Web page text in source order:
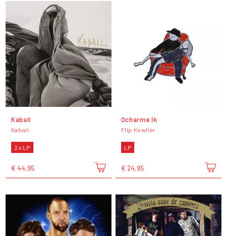
Kaball
Kaball
2 x LP
€ 44,95
Ocharme Ik
Flip Kowlier
LP
€ 24,95